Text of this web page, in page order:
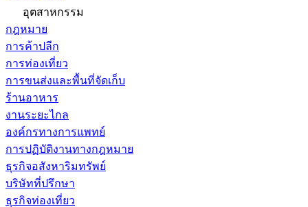
อุตสาหกรรม
กฎหมาย
การค้าปลีก
การท่องเที่ยว
การขนส่งและพื้นที่จัดเก็บ
ร้านอาหาร
งานระยะไกล
องค์กรทางการแพทย์
การปฏิบัติงานทางกฎหมาย
ธุรกิจอสังหาริมทรัพย์
บริษัทที่ปรึกษา
ธุรกิจท่องเที่ยว